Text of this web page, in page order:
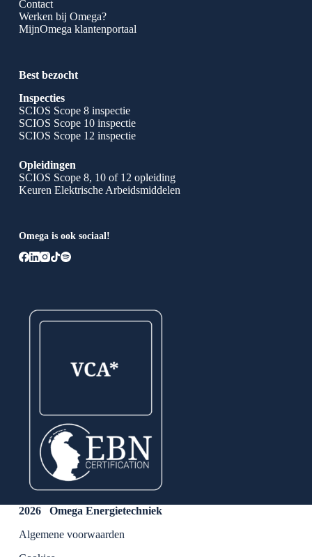
Contact
Werken bij Omega?
MijnOmega klantenportaal
Best bezocht
Inspecties
SCIOS Scope 8 inspectie
SCIOS Scope 10 inspectie
SCIOS Scope 12 inspectie
Opleidingen
SCIOS Scope 8, 10 of 12 opleiding
Keuren Elektrische Arbeidsmiddelen
Omega is ook sociaal!
2026 Omega Energietechniek
Algemene voorwaarden